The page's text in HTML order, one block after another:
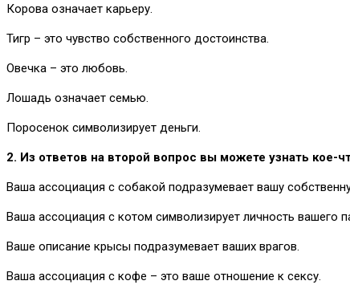
Корова означает карьеру.
Тигр – это чувство собственного достоинства.
Овечка – это любовь.
Лошадь означает семью.
Поросенок символизирует деньги.
2. Из ответов на второй вопрос вы можете узнать кое-
Ваша ассоциация с собакой подразумевает вашу
Ваша ассоциация с котом символизирует личность вашего
Ваше описание крысы подразумевает ваших врагов.
Ваша ассоциация с кофе – это ваше отношение к сексу.